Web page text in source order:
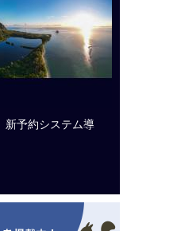
新予約システム導